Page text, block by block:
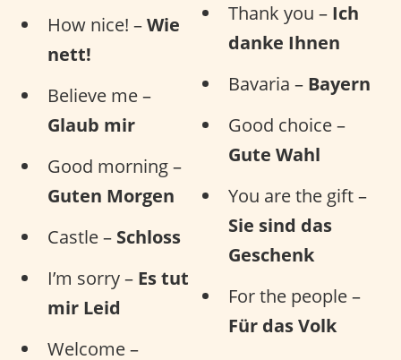
How nice! –Wie
nett!
Believe me –
Glaub mir
Good morning –
Guten Morgen
Castle – Schloss
I’m sorry – Es tut
mir Leid
Welcome –
Thank you – Ich
danke Ihnen
Bavaria – Bayern
Good choice –
Gute Wahl
You are the gift –
Sie sind das
Geschenk
For the people –
Für das Volk